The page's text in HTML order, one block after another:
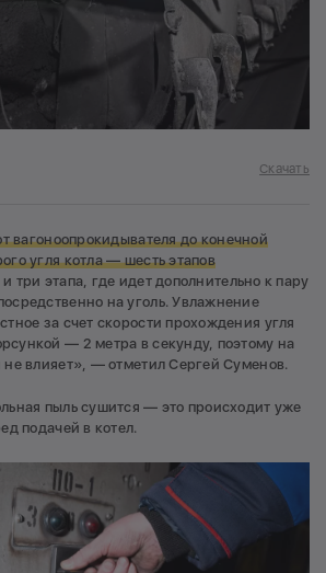
Скачать
вагоноопрокидывателя до конечной
угля котла — шесть этапов
и три этапа, где идет дополнительно к пару
на уголь. Увлажнение
за счет скорости прохождения угля
— 2 метра в секунду, поэтому на
не влияет», — отметил Сергей Суменов.
пыль сушится — это происходит уже
подачей в котел.